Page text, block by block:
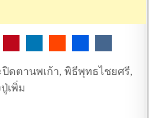
ปิดตานพเก้า,พิธีพุทธไชยศรี,
เพิ่ม